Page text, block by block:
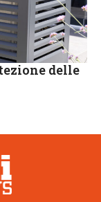
delle